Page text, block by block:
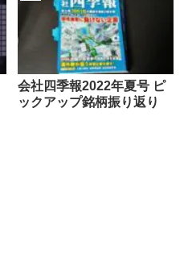
会社四季報2022年夏号 ピ
ックアップ銘柄振り返り